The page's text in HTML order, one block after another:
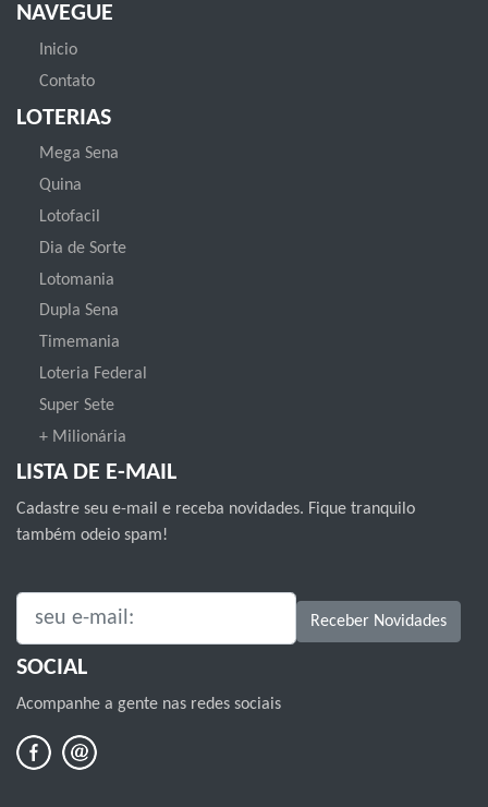
NAVEGUE
Inicio
Contato
LOTERIAS
Mega Sena
Quina
Lotofacil
Dia de Sorte
Lotomania
Dupla Sena
Timemania
Loteria Federal
Super Sete
+ Milionária
LISTA DE E-MAIL
Cadastre seu e-mail e receba novidades. Fique tranquilo
também odeio spam!
SEU E-MAIL: Receber Novidades
SOCIAL
Acompanhe a gente nas redes sociais